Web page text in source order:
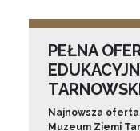
PEŁNA
Najnowsza
Muzeum Ziemi